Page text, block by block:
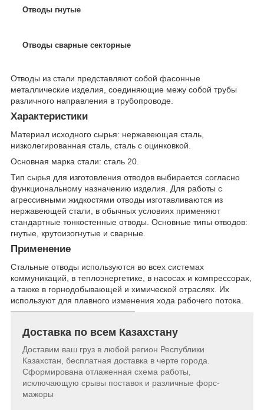
Отводы гнутые
Отводы сварные секторные
Отводы из стали представляют собой фасонные
металлические изделия, соединяющие межу собой трубы
различного направления в трубопроводе.
Характеристики
Материал исходного сырья: нержавеющая сталь,
низколегированная сталь, сталь с оцинковкой.
Основная марка стали: сталь 20.
Тип сырья для изготовления отводов выбирается согласно
функциональному назначению изделия. Для работы с
агрессивными жидкостями отводы изготавливаются из
нержавеющей стали, в обычных условиях применяют
стандартные тонкостенные отводы. Основные типы отводов:
гнутые, крутоизогнутые и сварные.
Применение
Стальные отводы используются во всех системах
коммуникаций, в теплоэнергетике, в насосах и компрессорах,
а также в горнодобывающей и химической отраслях. Их
используют для плавного изменения хода рабочего потока.
Доставка по всем Казахстану
Доставим ваш груз в любой регион Республики
Казахстан, бесплатная доставка в черте города.
Сформирована отлаженная схема работы,
исключающую срывы поставок и различные форс-
мажоры